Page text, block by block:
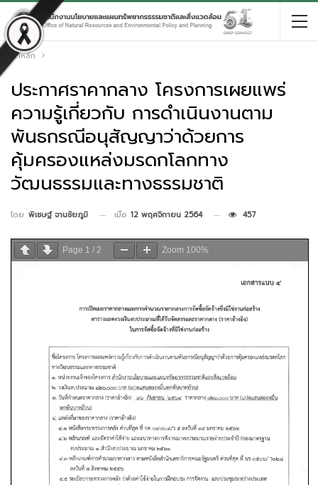
หน้าหลัก
ประกาศราคากลาง โครงการเผยแพร่
ความรู้เกี่ยวกับ การดำเนินงานตาม
พันธกรณีอนุสัญญาว่าด้วยการ
คุ้มครองแหล่งมรดกโลกทาง
วัฒนธรรมและทางธรรมชาติ
โดย พิเชษฐ์ จานชัยภูมิ เมื่อ 12 พฤศจิกายน 2564 457
Page 1 / 2 Zoom 100%